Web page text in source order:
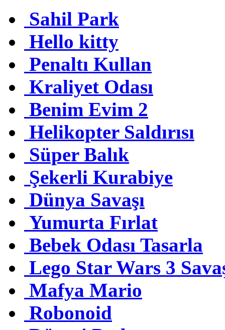
Sahil Park
Hello kitty
Penaltı Kullan
Kraliyet Odası
Benim Evim 2
Helikopter Saldırısı
Süper Balık
Şekerli Kurabiye
Dünya Savaşı
Yumurta Fırlat
Bebek Odası Tasarla
Lego Star Wars 3
Mafya Mario
Robonoid